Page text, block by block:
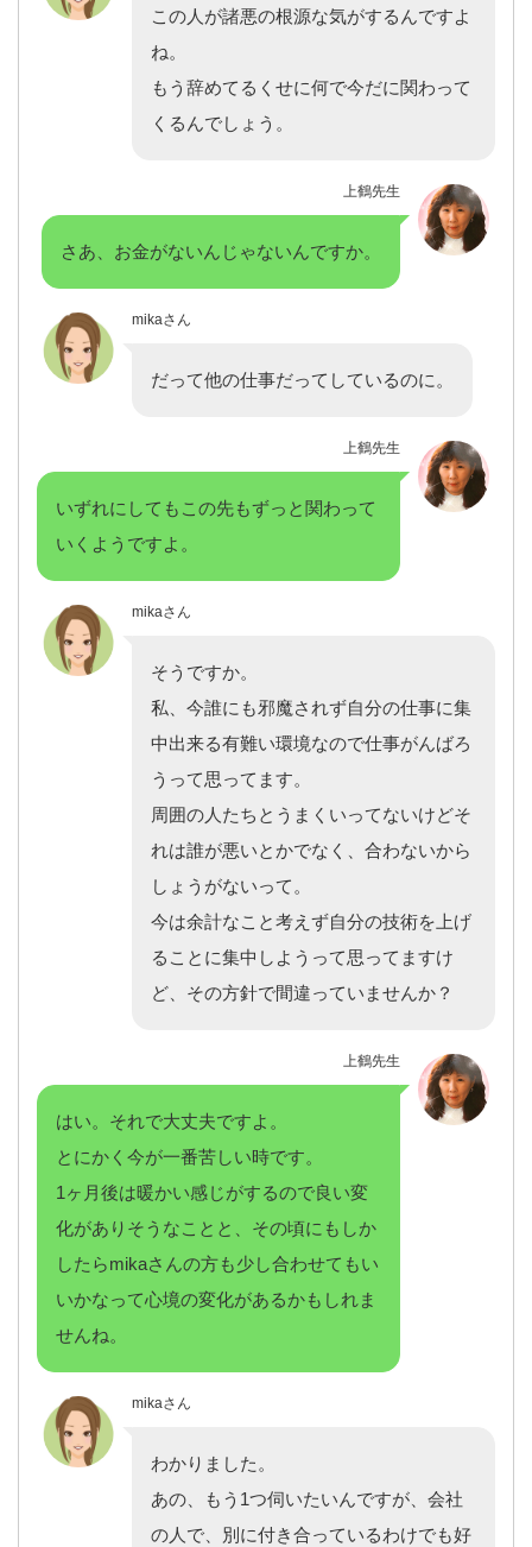
この人が諸悪の根源な気がするんですよ
ね。
もう辞めてるくせに何で今だに関わって
くるんでしょう。
上鶴先生
さあ、お金がないんじゃないんですか。
mikaさん
だって他の仕事だってしているのに。
上鶴先生
いずれにしてもこの先もずっと関わって
いくようですよ。
mikaさん
そうですか。
私、今誰にも邪魔されず自分の仕事に集
中出来る有難い環境なので仕事がんばろ
うって思ってます。
周囲の人たちとうまくいってないけどそ
れは誰が悪いとかでなく、合わないから
しょうがないって。
今は余計なこと考えず自分の技術を上げ
ることに集中しようって思ってますけ
ど、その方針で間違っていませんか？
上鶴先生
はい。それで大丈夫ですよ。
とにかく今が一番苦しい時です。
1ヶ月後は暖かい感じがするので良い変
化がありそうなことと、その頃にもしか
したらmikaさんの方も少し合わせてもい
いかなって心境の変化があるかもしれま
せんね。
mikaさん
わかりました。
あの、もう1つ伺いたいんですが、会社
の人で、別に付き合っているわけでも好